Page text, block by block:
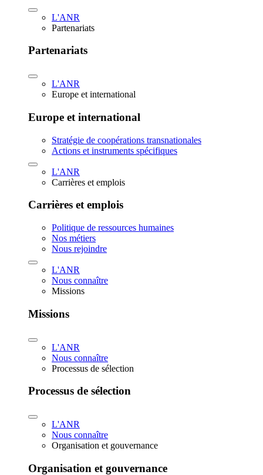
L'ANR
Partenariats
Partenariats
L'ANR
Europe et international
Europe et international
Stratégie de coopérations transnationales
Actions et instruments spécifiques
L'ANR
Carrières et emplois
Carrières et emplois
Politique de ressources humaines
Nos métiers
Nous rejoindre
L'ANR
Nous connaître
Missions
Missions
L'ANR
Nous connaître
Processus de sélection
Processus de sélection
L'ANR
Nous connaître
Organisation et gouvernance
Organisation et gouvernance